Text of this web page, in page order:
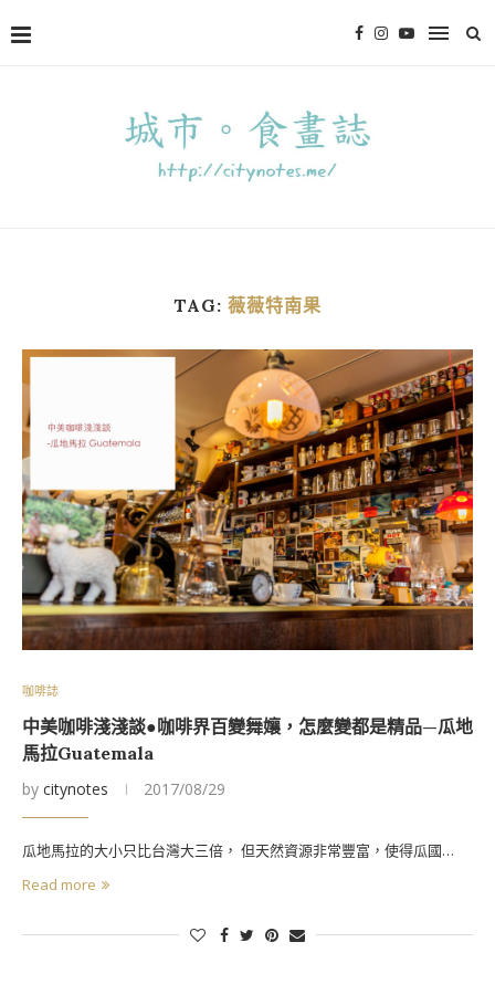
TAG: 薇薇特南果
咖啡誌
中美咖啡淺淺談●咖啡界百變舞孃，怎麼變都是精品—瓜地
馬拉Guatemala
by citynotes 2017/08/29
瓜地馬拉的大小只比台灣大三倍， 但天然資源非常豐富，使得瓜國…
Read more